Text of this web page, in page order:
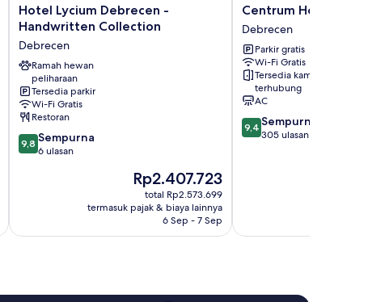
Hotel
Lycium
-
Handwritten
Collection
Debrecen
Hotel Lycium Debrecen -
Handwritten Collection
Debrecen
Ramah hewan
peliharaan
Tersedia parkir
Wi-Fi Gratis
Restoran
9.8
dari
9,8 Sempurna
6 ulasan
Harga
sekarang
Rp2.407.723
Rp2.407.723
total Rp2.573.699
termasuk pajak & biaya lainnya
6 Sep - 7 Sep
Centrum
Hotel
Debrecen
Centrum Hotel
Debrecen
Parkir gratis
Wi-Fi Gratis
Tersedia kamar
terhubung
AC
9.4
dari
9,4 Sempurna
305 ulasan